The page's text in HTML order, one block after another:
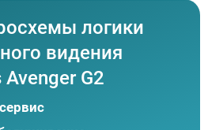
логики
видения
G2